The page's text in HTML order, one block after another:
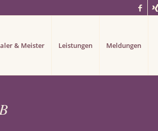
& Meister Leistungen Meldungen